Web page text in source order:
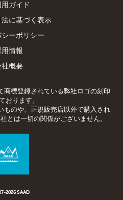
ガイド
に基づく表示
ーポリシー
用情報
社概要
商標登録されている弊社ロゴの刻印
おります。
ものや、正規販売店以外で購入され
とは一切の関係がございません。
2026 SAAD
2026 SAAD